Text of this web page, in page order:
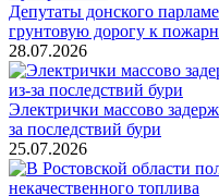
Депутаты донского
грунтовую дорогу к
28.07.2026
Электрички массово
за последствий бури
25.07.2026